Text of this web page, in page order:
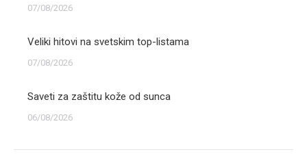
07/08/2026
Veliki hitovi na svetskim top-listama
07/08/2026
Saveti za zaštitu kože od sunca
06/08/2026